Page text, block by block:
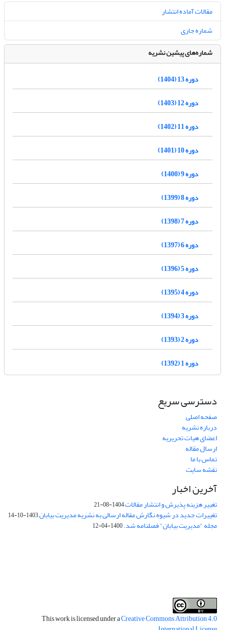
مقالات آماده انتشار
شماره جاری
شماره‌های پیشین نشریه
دوره 13 (1404)
دوره 12 (1403)
دوره 11 (1402)
دوره 10 (1401)
دوره 9 (1400)
دوره 8 (1399)
دوره 7 (1398)
دوره 6 (1397)
دوره 5 (1396)
دوره 4 (1395)
دوره 3 (1394)
دوره 2 (1393)
دوره 1 (1392)
دسترسی سریع
صفحه اصلی
درباره نشریه
اعضای هیات تحریریه
ارسال مقاله
تماس با ما
نقشه سایت
آخرین اخبار
تغییر هزینه پذیرش و انتشار مقالات1404-08-21
تغییرات جدید در شیوه نگارش مقاله ارسالی به نشریه مدیریت بیابان1403-10-14
مجله "مدیریت بیابان" فصلنامه شد.1400-04-12
This work is licensed under aCreative Commons Attribution 4.0